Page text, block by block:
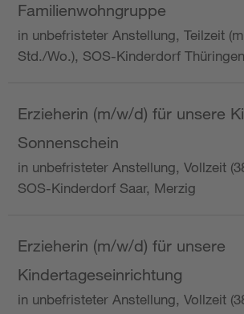
Familienwohngruppe
in unbefristeter Anstellung, Teilzeit
Std./Wo.), SOS-Kinderdorf
Erzieherin (m/w/d) für unsere
Sonnenschein
in unbefristeter Anstellung, Vollzeit
SOS-Kinderdorf Saar, Merzig
Erzieherin (m/w/d) für unsere
Kindertageseinrichtung
in unbefristeter Anstellung, Vollzeit